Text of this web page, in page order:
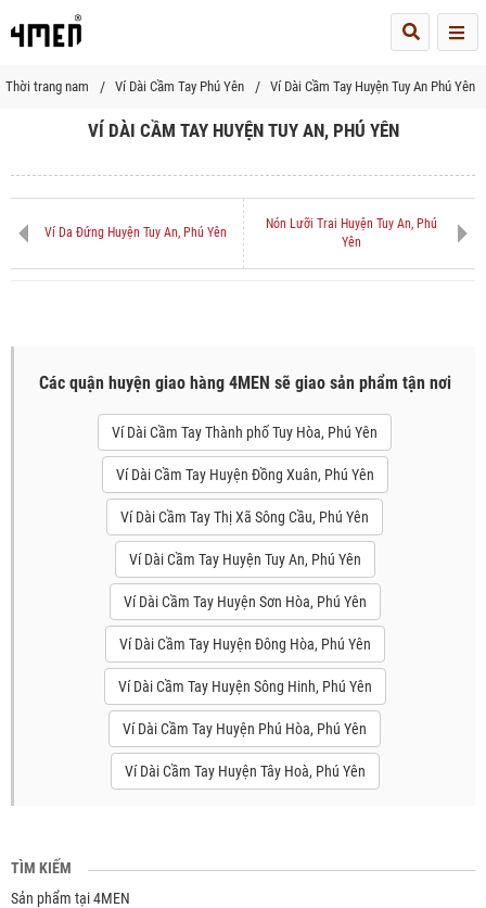
Thời trang nam Ví Dài Cầm Tay Phú Yên Ví Dài Cầm Tay Huyện Tuy An Phú Yên
VÍ DÀI CẦM TAY HUYỆN TUY AN, PHÚ YÊN
Ví Da Đứng Huyện Tuy An, Phú Yên
Nón Lưỡi Trai Huyện Tuy An, Phú
Yên
Các quận huyện giao hàng 4MEN sẽ giao sản phẩm tận nơi
Ví Dài Cầm Tay Thành phố Tuy Hòa, Phú Yên
Ví Dài Cầm Tay Huyện Đồng Xuân, Phú Yên
Ví Dài Cầm Tay Thị Xã Sông Cầu, Phú Yên
Ví Dài Cầm Tay Huyện Tuy An, Phú Yên
Ví Dài Cầm Tay Huyện Sơn Hòa, Phú Yên
Ví Dài Cầm Tay Huyện Đông Hòa, Phú Yên
Ví Dài Cầm Tay Huyện Sông Hinh, Phú Yên
Ví Dài Cầm Tay Huyện Phú Hòa, Phú Yên
Ví Dài Cầm Tay Huyện Tây Hoà, Phú Yên
TÌM KIẾM
Sản phẩm tại 4MEN